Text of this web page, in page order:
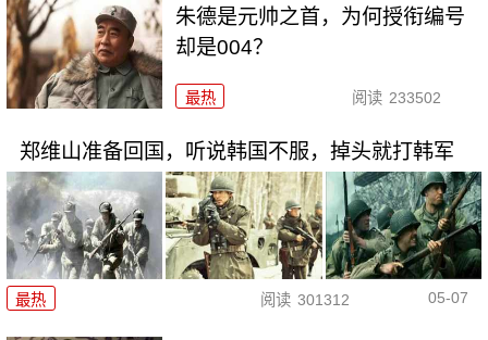
朱德是元帅之首，为何授衔编号
却是004？
最热 阅读 233502
郑维山准备回国，听说韩国不服，掉头就打韩军
最热 阅读 301312 05-07